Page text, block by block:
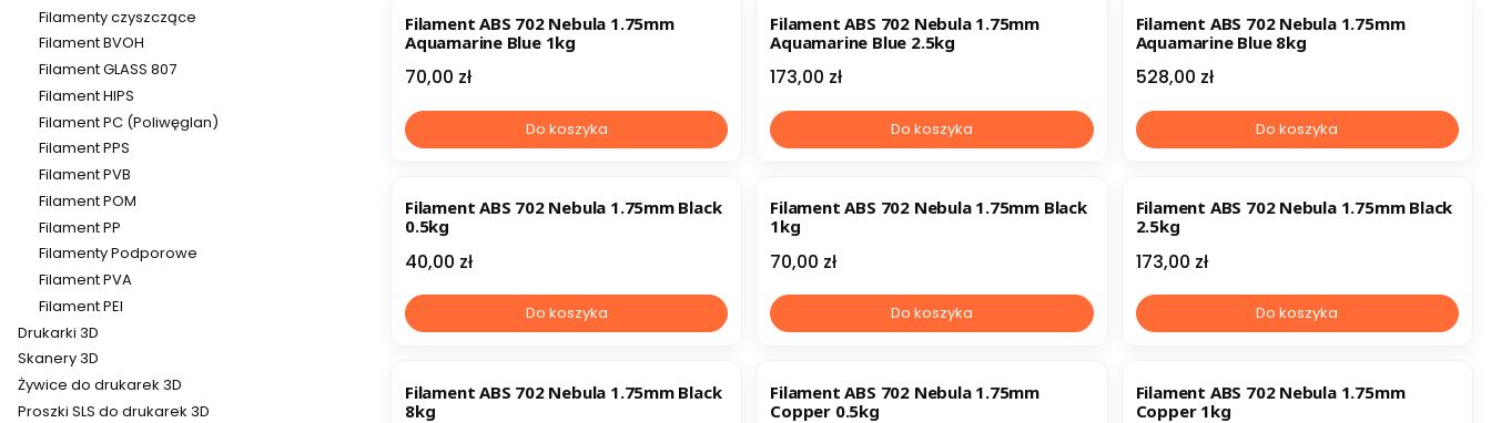
Filamenty czyszczące
Filament BVOH
Filament GLASS 807
Filament HIPS
Filament PC (Poliwęglan)
Filament PPS
Filament PVB
Filament POM
Filament PP
Filamenty Podporowe
Filament PVA
Filament PEI
Drukarki 3D
Skanery 3D
Żywice do drukarek 3D
Proszki SLS do drukarek 3D
Filament ABS 702 Nebula 1.75mm
Aquamarine Blue 1kg
Cena
70,00 zł
Do koszyka
Filament ABS 702 Nebula 1.75mm
Aquamarine Blue 2.5kg
Cena
173,00 zł
Do koszyka
Filament ABS 702 Nebula 1.75mm
Aquamarine Blue 8kg
Cena
528,00 zł
Do koszyka
Filament ABS 702 Nebula 1.75mm Black
0.5kg
Cena
40,00 zł
Do koszyka
Filament ABS 702 Nebula 1.75mm Black
1kg
Cena
70,00 zł
Do koszyka
Filament ABS 702 Nebula 1.75mm Black
2.5kg
Cena
173,00 zł
Do koszyka
Filament ABS 702 Nebula 1.75mm Black
8kg
Filament ABS 702 Nebula 1.75mm
Copper 0.5kg
Filament ABS 702 Nebula 1.75mm
Copper 1kg